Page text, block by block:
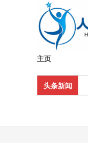
主页
头条新闻